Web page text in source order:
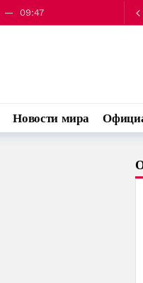
09:47
Новости мира